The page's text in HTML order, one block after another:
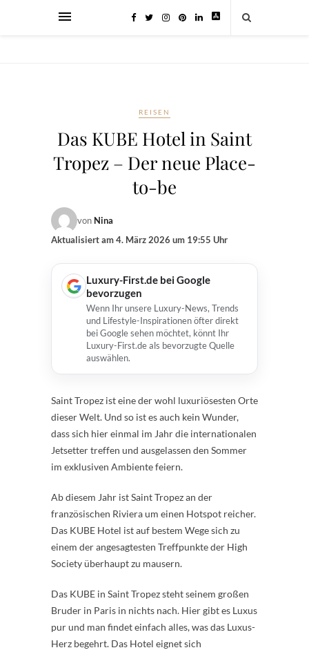
REISEN
Das KUBE Hotel in Saint
Tropez – Der neue Place-
to-be
von Nina
Aktualisiert am4. März 2026 um 19:55 Uhr
Luxury-First.de bei Google
bevorzugen
Wenn Ihr unsere Luxury-News, Trends
und Lifestyle-Inspirationen öfter direkt
bei Google sehen möchtet, könnt Ihr
Luxury-First.de als bevorzugte Quelle
auswählen.
Saint Tropez ist eine der wohl luxuriösesten Orte
dieser Welt. Und so ist es auch kein Wunder,
dass sich hier einmal im Jahr die internationalen
Jetsetter treffen und ausgelassen den Sommer
im exklusiven Ambiente feiern.
Ab diesem Jahr ist Saint Tropez an der
französischen Riviera um einen Hotspot reicher.
Das KUBE Hotel ist auf bestem Wege sich zu
einem der angesagtesten Treffpunkte der High
Society überhaupt zu mausern.
Das KUBE in Saint Tropez steht seinem großen
Bruder in Paris in nichts nach. Hier gibt es Luxus
pur und man findet einfach alles, was das Luxus-
Herz begehrt. Das Hotel eignet sich